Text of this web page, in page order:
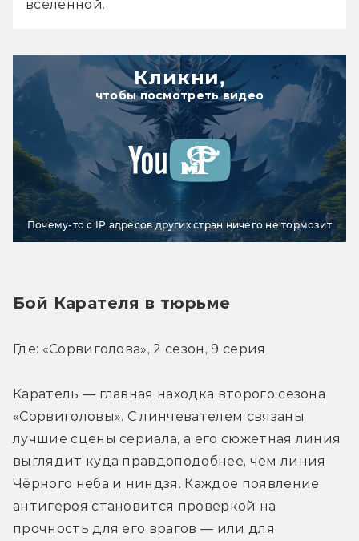
вселенной.
Кликни,
чтобы посмотреть видео
Почему-то с IP адресов других стран ничего не тормозит
Бой Карателя в тюрьме
Где: «Сорвиголова», 2 сезон, 9 серия
Каратель — главная находка второго сезона
«Сорвиголовы». С линчевателем связаны
лучшие сцены сериала, а его сюжетная линия
выглядит куда правдоподобнее, чем линия
Чёрного неба и ниндзя. Каждое появление
антигероя становится проверкой на
прочность для его врагов — или для